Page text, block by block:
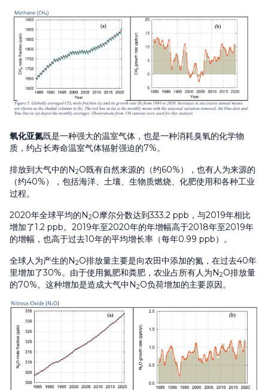
氧化亚氮既是一种强大的温室气体，也是一种消耗臭氧的化学物
质，约占长寿命温室气体辐射强迫的7%。
排放到大气中的N2O既有自然来源的（约60%），也有人为来源的
（约40%），包括海洋、土壤、生物质燃烧、化肥使用和各种工业
过程。
2020年全球平均的N2O摩尔分数达到333.2 ppb，与2019年相比
增加了1.2 ppb。2019年至2020年的年增幅高于2018年至2019年
的增幅，也高于过去10年的平均增长率（每年0.99 ppb）。
全球人为产生的N2O排放量主要是向农田中添加的氮，在过去40年
里增加了30%。由于使用氮肥和粪肥，农业占所有人为N2O排放量
的70%。这种增加是造成大气中N2O负荷增加的主要原因。